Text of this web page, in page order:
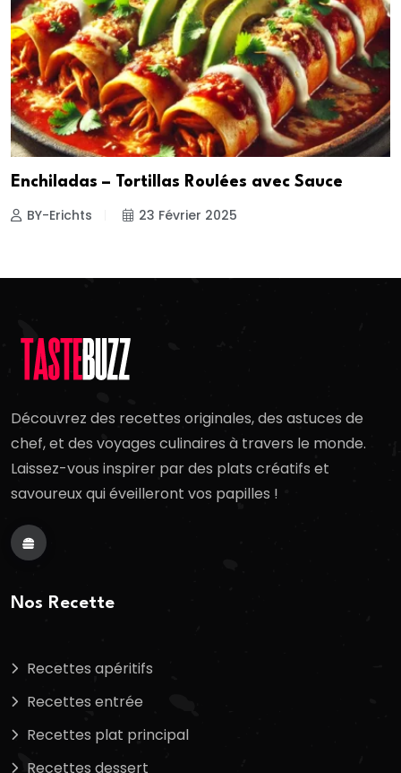
Enchiladas – Tortillas Roulées avec Sauce
BY-Erichts 23 Février 2025
Découvrez des recettes originales, des astuces de
chef, et des voyages culinaires à travers le monde.
Laissez-vous inspirer par des plats créatifs et
savoureux qui éveilleront vos papilles !
Nos Recette
Recettes apéritifs
Recettes entrée
Recettes plat principal
Recettes dessert